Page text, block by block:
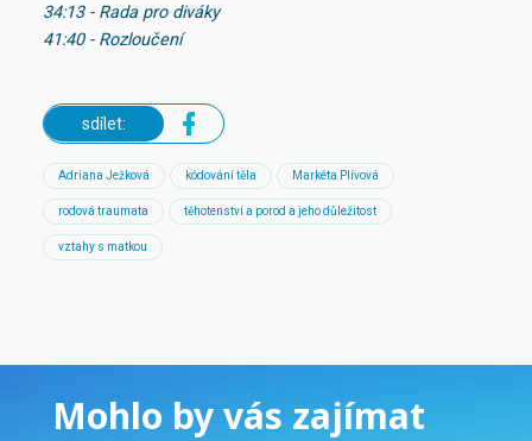
34:13 - Rada pro diváky
41:40 - Rozloučení
sdílet:
Adriana Ježková kódování těla Markéta Plívová
rodová traumata těhotenství a porod a jeho důležitost
vztahy s matkou
Mohlo by vás zajímat